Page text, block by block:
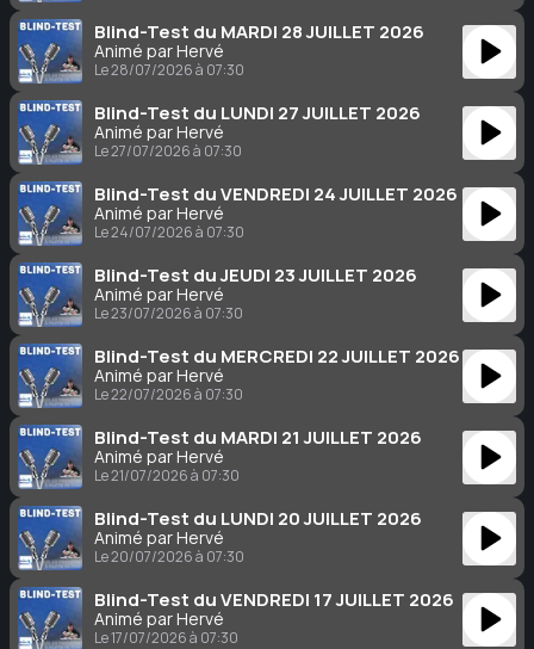
Blind-Test du MARDI 28 JUILLET 2026
Animé par Hervé
Le 28/07/2026 à 07:30
Blind-Test du LUNDI 27 JUILLET 2026
Animé par Hervé
Le 27/07/2026 à 07:30
Blind-Test du VENDREDI 24 JUILLET 2026
Animé par Hervé
Le 24/07/2026 à 07:30
Blind-Test du JEUDI 23 JUILLET 2026
Animé par Hervé
Le 23/07/2026 à 07:30
Blind-Test du MERCREDI 22 JUILLET 2026
Animé par Hervé
Le 22/07/2026 à 07:30
Blind-Test du MARDI 21 JUILLET 2026
Animé par Hervé
Le 21/07/2026 à 07:30
Blind-Test du LUNDI 20 JUILLET 2026
Animé par Hervé
Le 20/07/2026 à 07:30
Blind-Test du VENDREDI 17 JUILLET 2026
Animé par Hervé
Le 17/07/2026 à 07:30